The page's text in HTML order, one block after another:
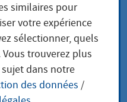
similaires pour
votre expérience
sélectionner, quels
trouverez plus
dans notre
des données /